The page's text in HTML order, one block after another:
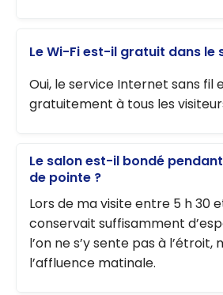
Le Wi-Fi est-il gratuit dans le
Oui, le service Internet sans fil
gratuitement à tous les
Le salon est-il bondé
de pointe ?
Lors de ma visite entre 5 h 30
conservait suffisamment
l’on ne s’y sente pas à l’étroit,
l’affluence matinale.